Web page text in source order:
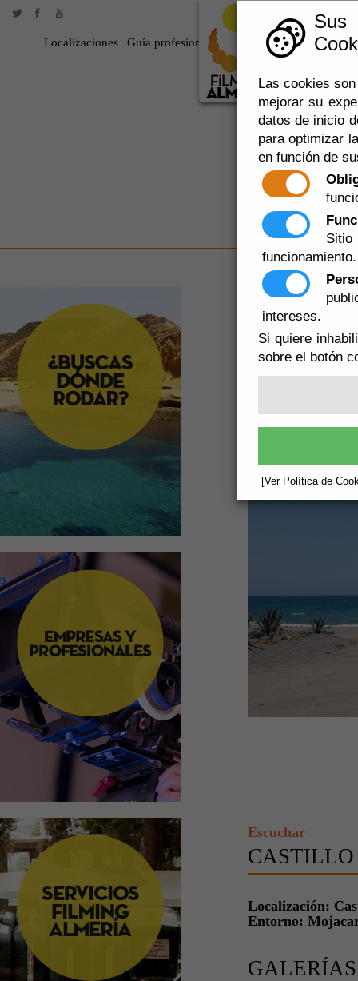
Las cookies
mejorar su
datos de inicio
para optimizar
en función de
funcionamiento.
intereses.
Si quiere
sobre el botón
[Ver Política de
Localizaciones Guía profesional Rodar en Almería 360
Escuchar
Localización:
Entorno: